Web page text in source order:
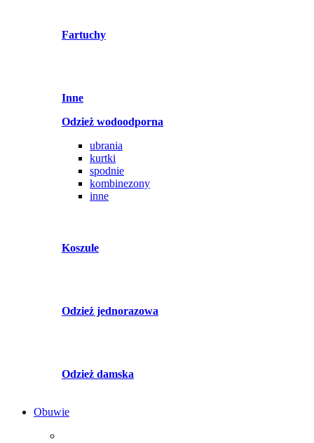
Fartuchy
Inne
Odzież wodoodporna
ubrania
kurtki
spodnie
kombinezony
inne
Koszule
Odzież jednorazowa
Odzież damska
Obuwie